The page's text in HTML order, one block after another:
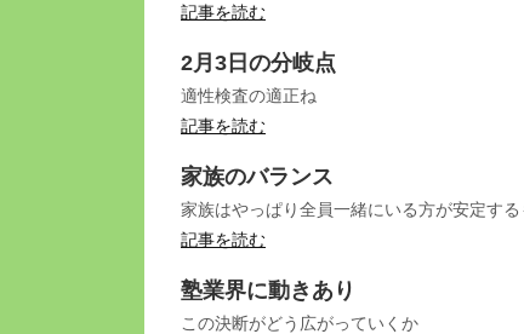
記事を読む
2月3日の分岐点
適性検査の適正ね
記事を読む
家族のバランス
家族はやっぱり全員一緒にいる方が安定する
記事を読む
塾業界に動きあり
この決断がどう広がっていくか